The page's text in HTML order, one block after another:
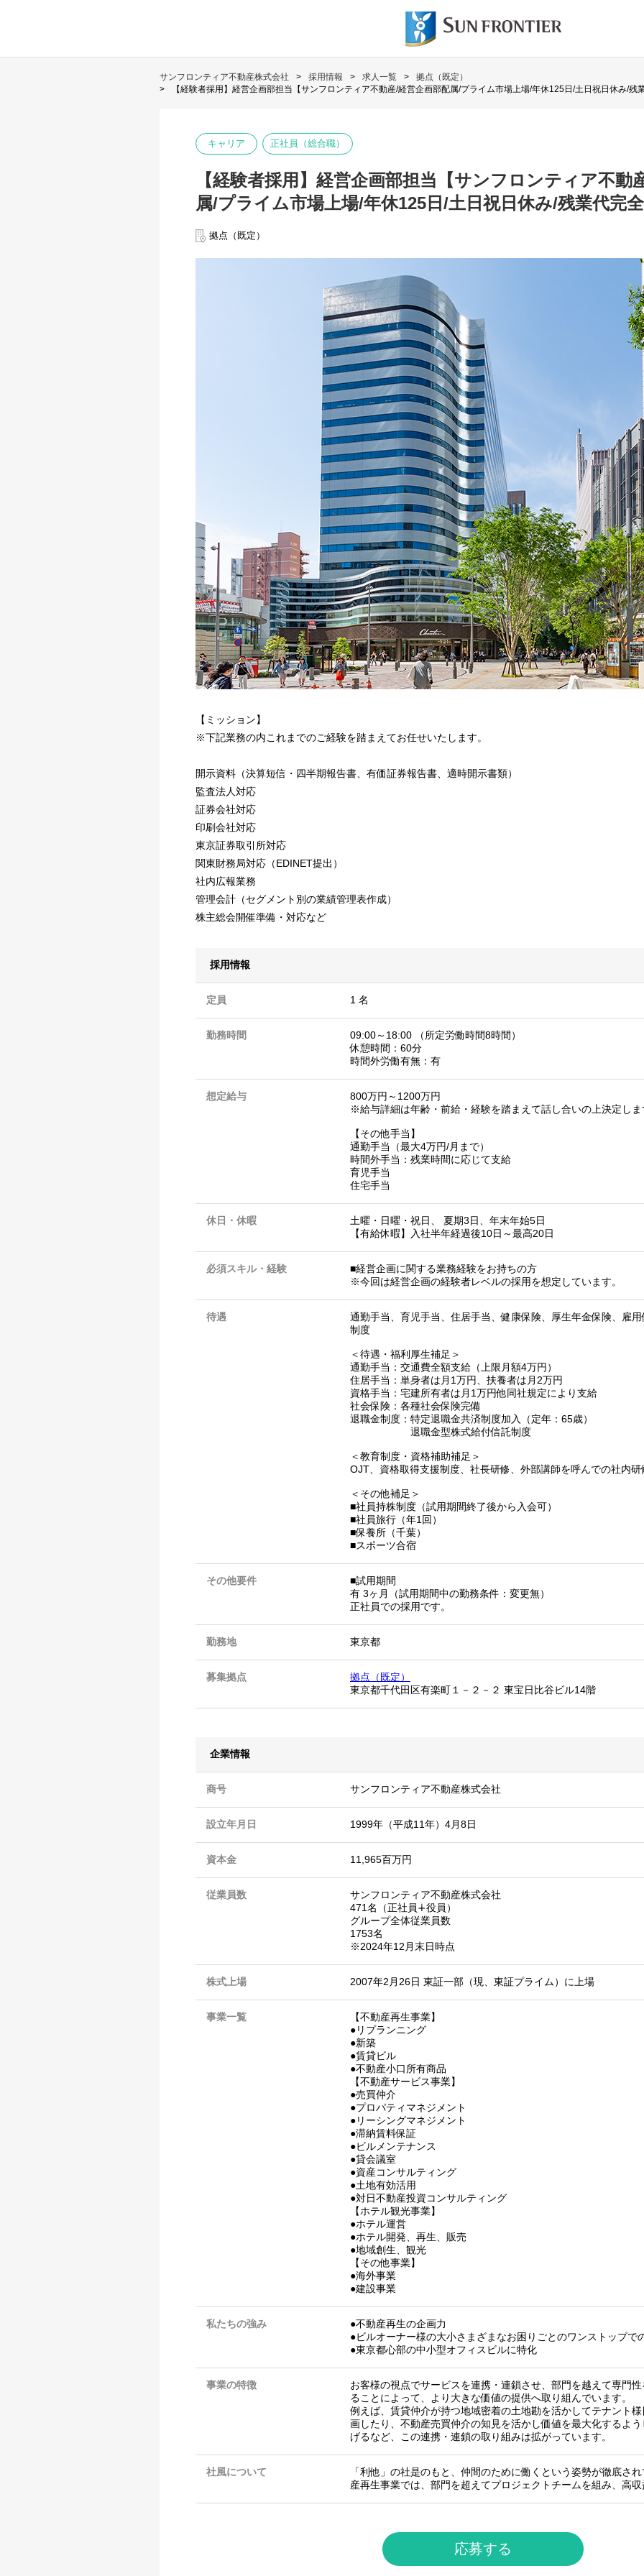
サンフロンティア不動産株式会社 採用情報 求人一覧
拠点（既定）
【経験者採用】経営企画部担当【サンフロンティア不動産/経営企画部配属/プライム市場上場/年休125日/土日祝日休み/残
キャリア 正社員（総合職）
【経験者採用】経営企画部担当【サンフロンティア不動
属/プライム市場上場/年休125日/土日祝日休み/残業代完
拠点（既定）
【ミッション】
※下記業務の内これまでのご経験を踏まえてお任せいたします。
開示資料（決算短信・四半期報告書、有価証券報告書、適時開示書類）
監査法人対応
証券会社対応
印刷会社対応
東京証券取引所対応
関東財務局対応（EDINET提出）
社内広報業務
管理会計（セグメント別の業績管理表作成）
株主総会開催準備・対応など
採用情報
定員 1 名
勤務時間
09:00～18:00 （所定労働時間8時間）
休憩時間：60分
時間外労働有無：有
想定給与
800万円～1200万円
※給与詳細は年齢・前給・経験を踏まえて話し合いの上決定しま
【その他手当】
通勤手当（最大4万円/月まで）
時間外手当：残業時間に応じて支給
育児手当
住宅手当
休日・休暇
土曜・日曜・祝日、 夏期3日、年末年始5日
【有給休暇】入社半年経過後10日～最高20日
必須スキル・経験
■経営企画に関する業務経験をお持ちの方
※今回は経営企画の経験者レベルの採用を想定しています。
待遇
通勤手当、育児手当、住居手当、健康保険、厚生年金保険、雇
制度
＜待遇・福利厚生補足＞
通勤手当：交通費全額支給（上限月額4万円）
住居手当：単身者は月1万円、扶養者は月2万円
資格手当：宅建所有者は月1万円他同社規定により支給
社会保険：各種社会保険完備
退職金制度：特定退職金共済制度加入（定年：65歳）
退職金型株式給付信託制度
＜教育制度・資格補助補足＞
OJT、資格取得支援制度、社長研修、外部講師を呼んでの社内
＜その他補足＞
■社員持株制度（試用期間終了後から入会可）
■社員旅行（年1回）
■保養所（千葉）
■スポーツ合宿
その他要件
■試用期間
有 3ヶ月（試用期間中の勤務条件：変更無）
正社員での採用です。
勤務地 東京都
募集拠点
拠点（既定）
東京都千代田区有楽町１－２－２ 東宝日比谷ビル14階
企業情報
商号 サンフロンティア不動産株式会社
設立年月日 1999年（平成11年）4月8日
資本金 11,965百万円
従業員数
サンフロンティア不動産株式会社
471名（正社員∔役員）
グループ全体従業員数
1753名
※2024年12月末日時点
株式上場 2007年2月26日 東証一部（現、東証プライム）に上場
事業一覧
【不動産再生事業】
●リプランニング
●新築
●賃貸ビル
●不動産小口所有商品
【不動産サービス事業】
●売買仲介
●プロパティマネジメント
●リーシングマネジメント
●滞納賃料保証
●ビルメンテナンス
●貸会議室
●資産コンサルティング
●土地有効活用
●対日不動産投資コンサルティング
【ホテル観光事業】
●ホテル運営
●ホテル開発、再生、販売
●地域創生、観光
【その他事業】
●海外事業
●建設事業
私たちの強み
●不動産再生の企画力
●ビルオーナー様の大小さまざまなお困りごとのワンストップで
●東京都心部の中小型オフィスビルに特化
事業の特徴
お客様の視点でサービスを連携・連鎖させ、部⾨を越えて専⾨
ることによって、より⼤きな価値の提供へ取り組んでいます。
例えば、賃貸仲介が持つ地域密着の⼟地勘を活かしてテナント
画したり、不動産売買仲介の知⾒を活かし価値を最⼤化するよ
げるなど、この連携・連鎖の取り組みは拡がっています。
社風について
「利他」の社是のもと、仲間のために働くという姿勢が徹底さ
産再生事業では、部門を超えてプロジェクトチームを組み、高
応募する